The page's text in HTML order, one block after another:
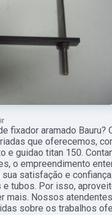
fixador aramado Bauru?
que oferecemos,
e guidao titan 150.
o empreendimento
satisfação e
tubos. Por isso,
mais. Nossos
sobre os trabalhos